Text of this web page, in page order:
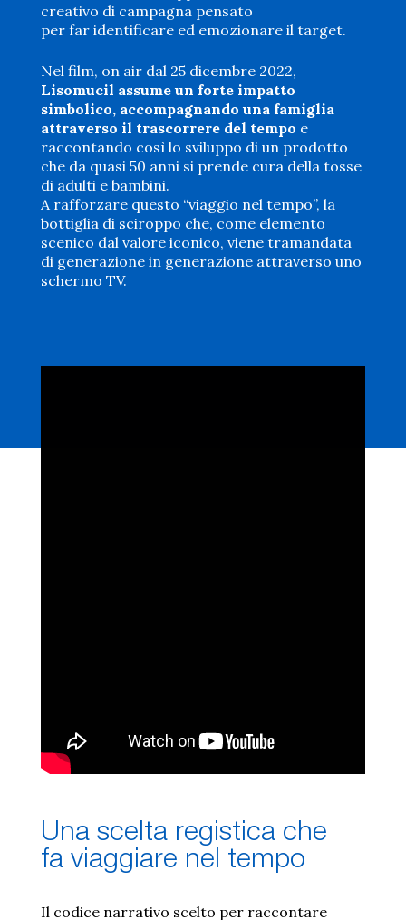
creativo di campagna pensato
per far identificare ed emozionare il target.
Nel film, on air dal 25 dicembre 2022,
Lisomucil assume un forte impatto
simbolico, accompagnando una famiglia
attraverso il trascorrere del tempo e
raccontando così lo sviluppo di un prodotto
che da quasi 50 anni si prende cura della tosse
di adulti e bambini.
A rafforzare questo “viaggio nel tempo”, la
bottiglia di sciroppo che, come elemento
scenico dal valore iconico, viene tramandata
di generazione in generazione attraverso uno
schermo TV.
Una scelta registica che
fa viaggiare nel tempo
Il codice narrativo scelto per raccontare